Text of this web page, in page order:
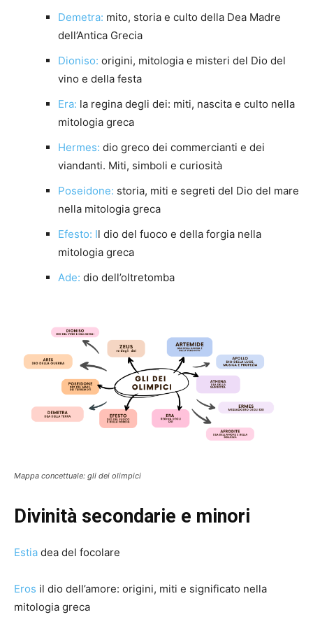
Demetra: mito, storia e culto della Dea Madre
dell’Antica Grecia
Dioniso: origini, mitologia e misteri del Dio del
vino e della festa
Era: la regina degli dei: miti, nascita e culto nella
mitologia greca
Hermes: dio greco dei commercianti e dei
viandanti. Miti, simboli e curiosità
Poseidone: storia, miti e segreti del Dio del mare
nella mitologia greca
Efesto: Il dio del fuoco e della forgia nella
mitologia greca
Ade: dio dell’oltretomba
Mappa concettuale: gli dei olimpici
Divinità secondarie e minori
Estia dea del focolare
Eros il dio dell’amore: origini, miti e significato nella
mitologia greca